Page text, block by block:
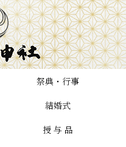
祭典・行事
結婚式
授 与 品